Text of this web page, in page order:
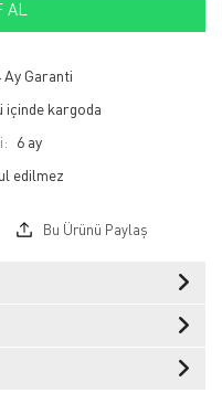
Ay Garanti
içinde kargoda
6 ay
Bu Ürünü Paylaş